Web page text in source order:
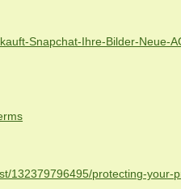
Snapchat-Ihre-Bilder-Neue-
132379796495/protecting-your-